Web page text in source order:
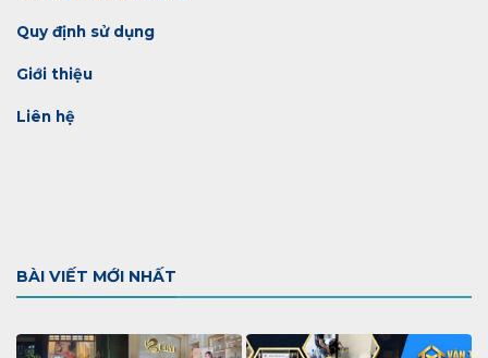
Quy định sử dụng
Giới thiệu
Liên hệ
BÀI VIẾT MỚI NHẤT